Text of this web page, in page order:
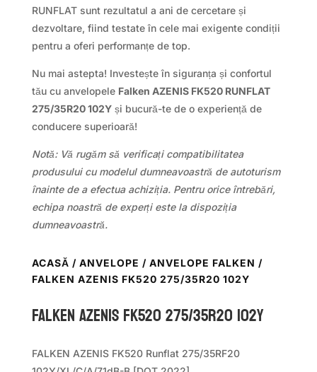
RUNFLAT sunt rezultatul a ani de cercetare și
dezvoltare, fiind testate în cele mai exigente condiții
pentru a oferi performanțe de top.
Nu mai astepta! Investește în siguranța și confortul
tău cu anvelopele Falken AZENIS FK520 RUNFLAT
275/35R20 102Yși bucură-te de o experiență de
conducere superioară!
Notă: Vă rugăm să verificați compatibilitatea
produsului cu modelul dumneavoastră de autoturism
înainte de a efectua achiziția. Pentru orice întrebări,
echipa noastră de experți este la dispoziția
dumneavoastră.
ACASĂ / ANVELOPE / ANVELOPE FALKEN /
FALKEN AZENIS FK520 275/35R20 102Y
Falken AZENIS FK520 275/35R20 102Y
FALKEN AZENIS FK520 Runflat 275/35RF20